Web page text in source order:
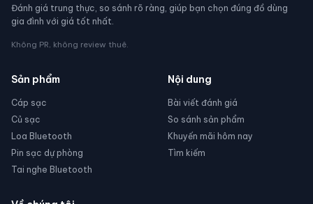
Đánh giá trung thực, so sánh rõ ràng, giúp bạn chọn đúng đồ dùng
gia đình với giá tốt nhất.
Không PR, không review thuê.
Sản phẩm
Cáp sạc
Củ sạc
Loa Bluetooth
Pin sạc dự phòng
Tai nghe Bluetooth
Nội dung
Bài viết đánh giá
So sánh sản phẩm
Khuyến mãi hôm nay
Tìm kiếm